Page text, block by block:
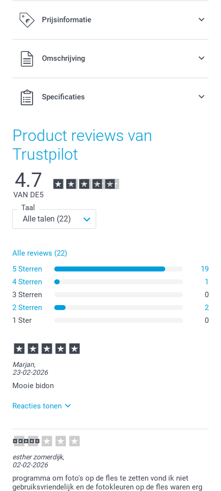
Prijsinformatie
Alle prijzen zijn in EURO (€) inclusief BTW en exclusief
verzendkosten.Omschrijving
Specificaties
Product reviews van
Trustpilot
4.7
VAN DE5
Taal
Alle reviews (22)
5 Sterren
19
4 Sterren
1
3 Sterren
0
2 Sterren
2
1 Ster
0
Marjan,
23-02-2026
Mooie bidon
Reacties tonen
24-02-2026
10:44
Bedankt voor je review. Leuk om te horen dat je
tevreden bent over de ontvangen drinkfles. Veel
plezier van je bestelling en we zien je graag nog eens
terug.
esther zomerdijk,
02-02-2026
programma om foto's op de fles te zetten vond ik niet
gebruiksvriendelijk en de fotokleuren op de fles waren erg